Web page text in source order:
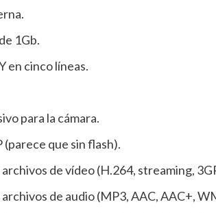
1Gb.
en cinco líneas.
para la cámara.
(parece que sin flash).
de vídeo (H.264, streaming,
de audio (MP3, AAC, AAC+,